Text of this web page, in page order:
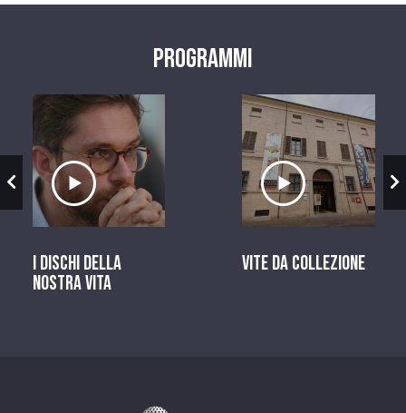
Programmi
Ascolta il servizio
I dischi della
nostra vita
Ascolta il
Vite da Collezione